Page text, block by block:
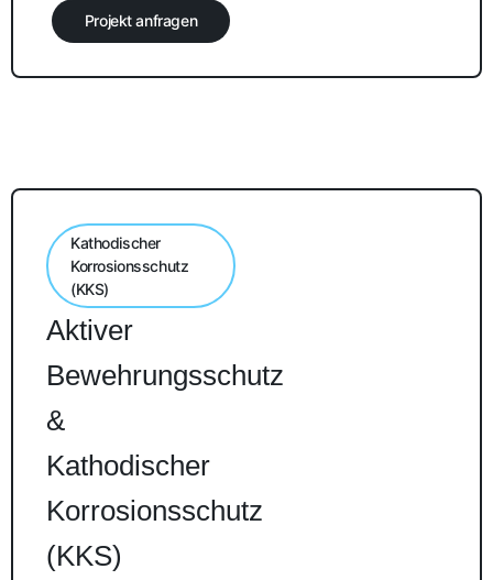
Projekt anfragen
Kathodischer
Korrosionsschutz
(KKS)
Aktiver
Bewehrungsschutz
&
Kathodischer
Korrosionsschutz
(KKS)